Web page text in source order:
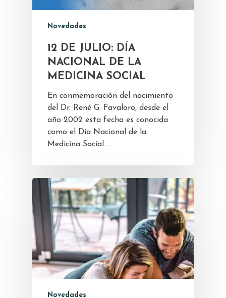
Novedades
12 DE JULIO: DÍA
NACIONAL DE LA
MEDICINA SOCIAL
En conmemoración del nacimiento
del Dr. René G. Favaloro, desde el
año 2002 esta fecha es conocida
como el Día Nacional de la
Medicina Social.…
Novedades